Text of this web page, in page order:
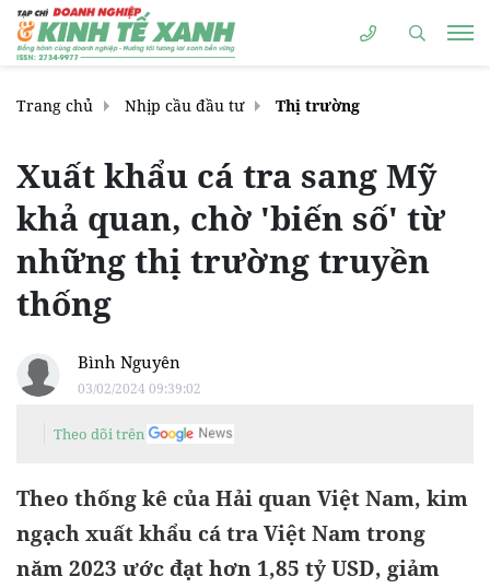
Trang chủ Nhịp cầu đầu tư Thị trường
Xuất khẩu cá tra sang Mỹ
khả quan, chờ 'biến số' từ
những thị trường truyền
thống
Bình Nguyên
03/02/2024 09:39:02
Theo dõi trên
Theo thống kê của Hải quan Việt Nam, kim
ngạch xuất khẩu cá tra Việt Nam trong
năm 2023 ước đạt hơn 1,85 tỷ USD, giảm